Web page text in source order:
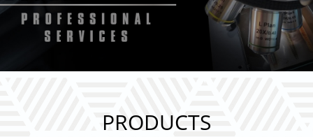
PRODUCTS